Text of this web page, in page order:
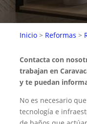
Inicio > Reformas >
Contacta con
trabajan en
y te puedan
No es necesario
tecnología e